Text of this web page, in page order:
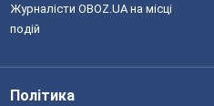
Журналісти OBOZ.UA на місці
подій
Політика